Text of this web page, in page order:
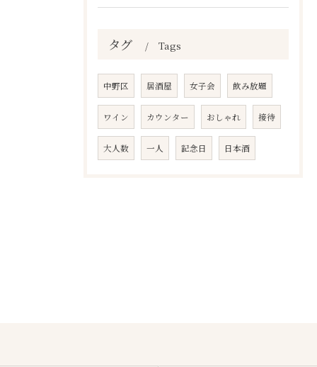
タグ Tags
中野区 居酒屋 女子会 飲み放題
ワイン カウンター おしゃれ 接待
大人数 一人 記念日 日本酒